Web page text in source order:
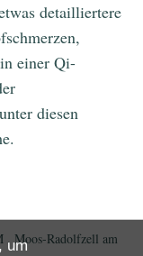
detailliertere
einer Qi-
diesen
, Moos-Radolfzell am
um